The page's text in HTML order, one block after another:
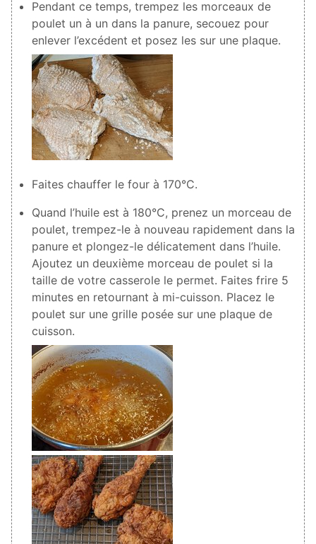
Pendant ce temps, trempez les morceaux de
poulet un à un dans la panure, secouez pour
enlever l’excédent et posez les sur une plaque.
Faites chauffer le four à 170°C.
Quand l’huile est à 180°C, prenez un morceau de
poulet, trempez-le à nouveau rapidement dans la
panure et plongez-le délicatement dans l’huile.
Ajoutez un deuxième morceau de poulet si la
taille de votre casserole le permet. Faites frire 5
minutes en retournant à mi-cuisson. Placez le
poulet sur une grille posée sur une plaque de
cuisson.